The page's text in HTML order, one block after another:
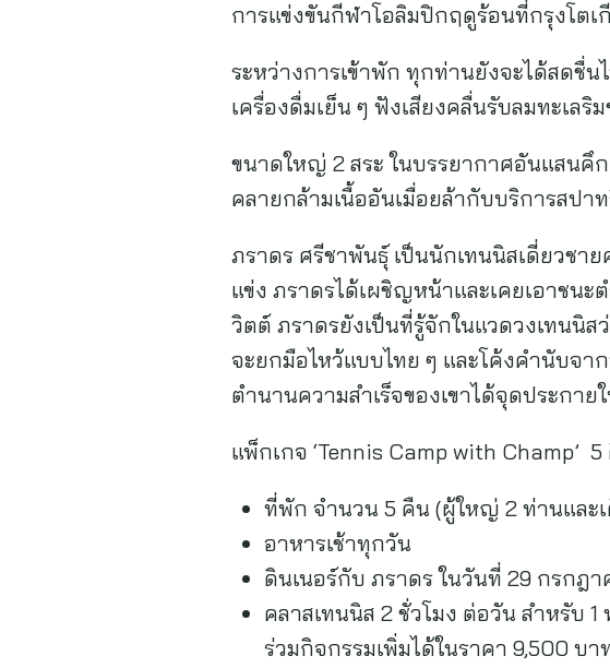
การแข่งขันกีฬาโอลิมปิกฤดูร้อนที่กรุงโตเ
ระหว่างการเข้าพัก ทุกท่านยังจะได้สดชื่
เครื่องดื่มเย็น ๆ ฟังเสียงคลื่นรับลมทะเล
ขนาดใหญ่ 2 สระ ในบรรยากาศอันแสนคึ
คลายกล้ามเนื้ออันเมื่อยล้ากับบริการสป
ภราดร ศรีชาพันธุ์ เป็นนักเทนนิสเดี่ยวชา
แข่ง ภราดรได้เผชิญหน้าและเคยเอาชนะ
วิตต์ ภราดรยังเป็นที่รู้จักในแวดวงเทนนิ
จะยกมือไหว้แบบไทย ๆ และโค้งคำนับจ
ตำนานความสำเร็จของเขาได้จุดประกา
แพ็กเกจ ‘Tennis Camp with Champ’
ที่พัก จำนวน 5 คืน (ผู้ใหญ่ 2 ท่านและ
อาหารเช้าทุกวัน
ดินเนอร์กับ ภราดร ในวันที่ 29 กรกฎา
คลาสเทนนิส 2 ชั่วโมง ต่อวัน สำหรับ
ร่วมกิจกรรมเพิ่มได้ในราคา 9,500 บ